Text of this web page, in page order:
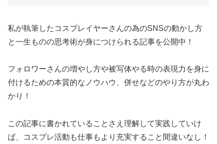
私が執筆したコスプレイヤーさんの為のSNSの動かし方
と一生ものの思考術が身につけられる記事を公開中！
フォロワーさんの増やし方や被写体やる時の表現力を身に
付けるための本質的なノウハウ、併せなどのやり方が丸わ
かり！
この記事に書かれていることさえ理解して実践していけ
ば、
コスプレ活動も仕事もより充実すること間違いなし！